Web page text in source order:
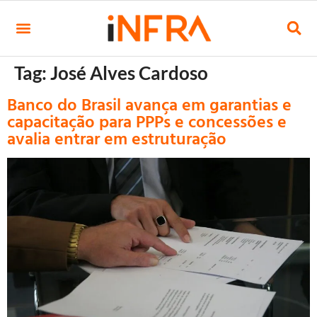
Tag:José Alves Cardoso
Banco do Brasil avança em garantias e
capacitação para PPPs e concessões e
avalia entrar em estruturação